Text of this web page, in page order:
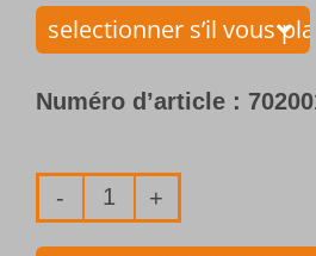
Numéro d’article :
quantité
de